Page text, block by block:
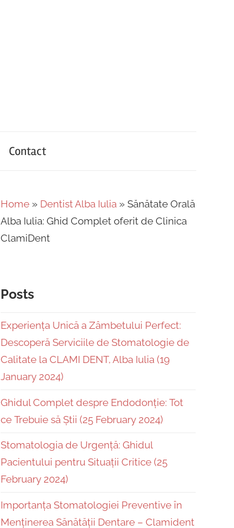
Contact
Home » Dentist Alba Iulia » Sănătate Orală
Alba Iulia: Ghid Complet oferit de Clinica
ClamiDent
Posts
Experiența Unică a Zâmbetului Perfect:
Descoperă Serviciile de Stomatologie de
Calitate la CLAMI DENT, Alba Iulia (19
January 2024)
Ghidul Complet despre Endodonție: Tot
ce Trebuie să Știi (25 February 2024)
Stomatologia de Urgență: Ghidul
Pacientului pentru Situații Critice (25
February 2024)
Importanța Stomatologiei Preventive în
Menținerea Sănătății Dentare – Clamident